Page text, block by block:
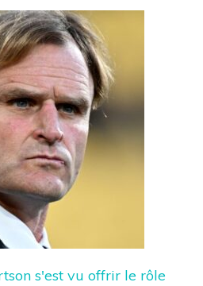
s'est vu offrir le rôle